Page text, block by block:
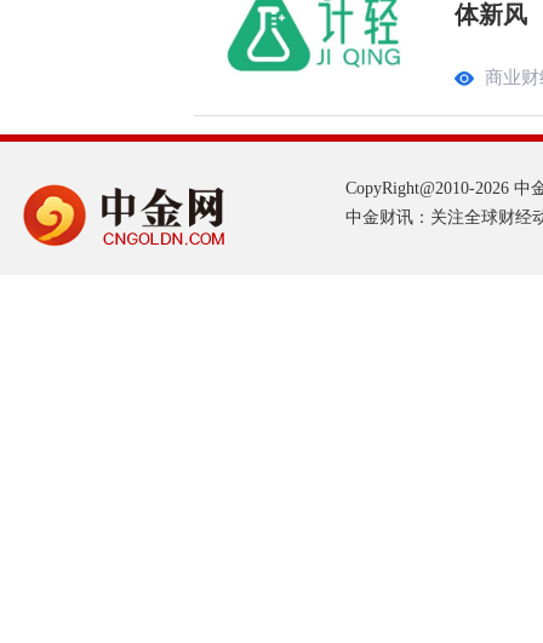
体新风
商业财
CopyRight@2010-2026 中
中金财讯：关注全球财经